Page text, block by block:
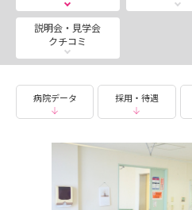
ただきます。
■夏季インターンシップ
8月５日（水）
→申し込み〆切：7/29(水）ま
当院の採用試験をご検討中の
選考情報」よりお申込みくだ
職員一同お待ちしています！
説明会・見学会
クチコミ
病院データ 採用・待遇